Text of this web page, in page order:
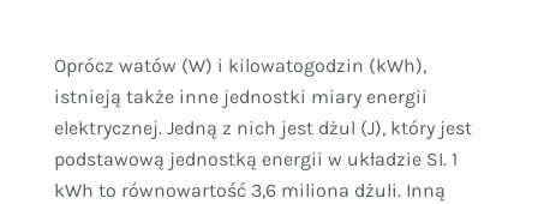
Oprócz watów (W) i kilowatogodzin (kWh),
istnieją także inne jednostki miary energii
elektrycznej. Jedną z nich jest dżul (J), który jest
podstawową jednostką energii w układzie SI. 1
kWh to równowartość 3,6 miliona dżuli. Inną